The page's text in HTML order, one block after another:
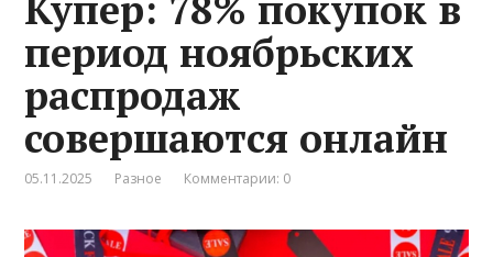
период ноябрьских
распродаж
совершаются онлайн
05.11.2025 Разное Комментарии: 0